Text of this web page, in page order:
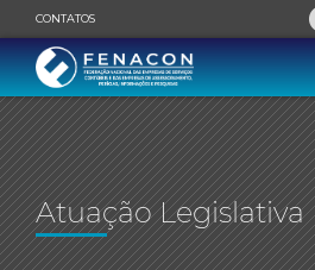
CONTATOS
Atuação Legislativa